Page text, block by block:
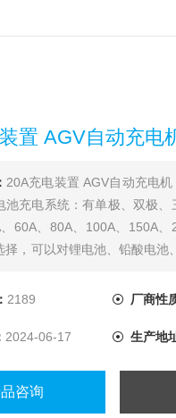
置 AGV自动充电
20A充电装置 AGV自动充电
池充电系统：有单极、双极、
60A、80A、100A、150A、
择，可以对锂电池、铅酸电池
泛应用于电力、铁路、通信、
2189 厂商性
2024-06-17 生产地
咨询